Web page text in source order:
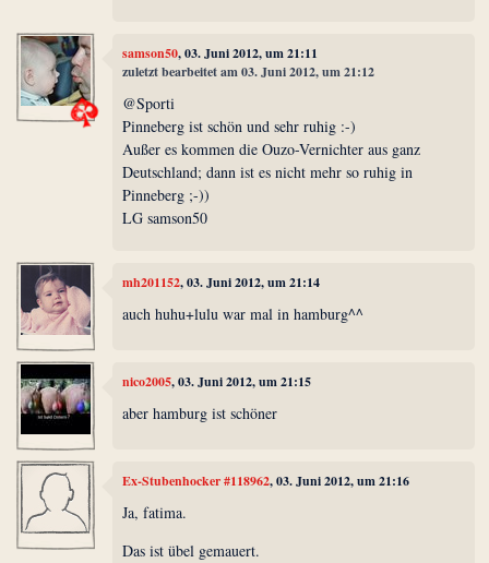
samson50, 03. Juni 2012, um 21:11
zuletzt bearbeitet am 03. Juni 2012, um 21:12
@Sporti
Pinneberg ist schön und sehr ruhig :-)
Außer es kommen die Ouzo-Vernichter aus ganz
Deutschland; dann ist es nicht mehr so ruhig in
Pinneberg ;-))
LG samson50
mh201152, 03. Juni 2012, um 21:14
auch huhu+lulu war mal in hamburg^^
nico2005, 03. Juni 2012, um 21:15
aber hamburg ist schöner
Ex-Stubenhocker #118962, 03. Juni 2012, um 21:16
Ja, fatima.
Das ist übel gemauert.